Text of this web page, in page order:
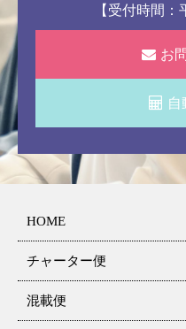
【受付時間：
お
自
HOME
チャーター便
混載便